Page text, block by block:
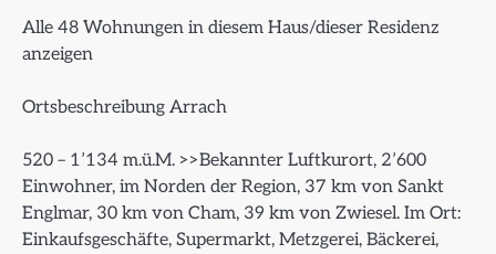
Alle 48 Wohnungen in diesem Haus/dieser Residenz
anzeigen
Ortsbeschreibung Arrach
520 – 1’134 m.ü.M. >>Bekannter Luftkurort, 2’600
Einwohner, im Norden der Region, 37 km von Sankt
Englmar, 30 km von Cham, 39 km von Zwiesel. Im Ort:
Einkaufsgeschäfte, Supermarkt, Metzgerei, Bäckerei,